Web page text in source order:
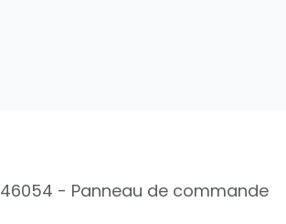
46054 - Panneau de commande